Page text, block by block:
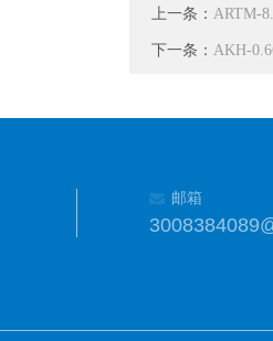
上一条： ARTM-
下一条： AKH-
邮箱